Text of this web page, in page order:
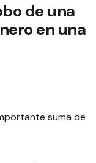
de una
en una